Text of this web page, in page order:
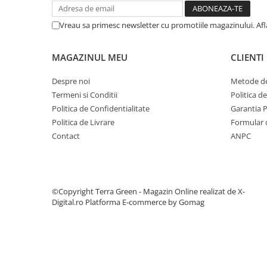
Vreau sa primesc newsletter cu promotiile magazinului.
MAGAZINUL MEU
Despre noi
Termeni si Conditii
Politica de Confidentialitate
Politica de Livrare
Contact
CLIENTI
Metode
Politica
Garantia
Formular
ANPC
©Copyright Terra Green - Magazin Online realizat de X-
Digital.ro Platforma E-commerce by Gomag